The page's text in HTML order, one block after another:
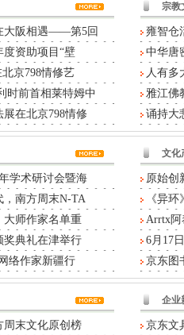
大阪相遇——第5回
度资助项目“壁
京798情修艺
时前首相莱特姆中
在北京798情修
宗教
雍智仓
中华唐
人有多
雅江佛
诵持大
学术研讨会暨海
，南方周末N-TA
大师作家名单重
奖典礼在津举行
络作家新疆行
文化
原始创
《异
Arrtx阿
6月17
京东图
周末文化原创榜
企业
京东文